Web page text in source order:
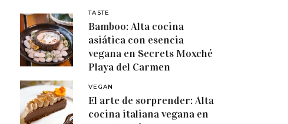
TASTE
Bamboo: Alta cocina
asiática con esencia
vegana en Secrets Moxché
Playa del Carmen
VEGAN
El arte de sorprender: Alta
cocina italiana vegana en